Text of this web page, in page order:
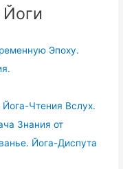
Эпоху.
Чтения Вслух.
Знания от
Йога-Диспута